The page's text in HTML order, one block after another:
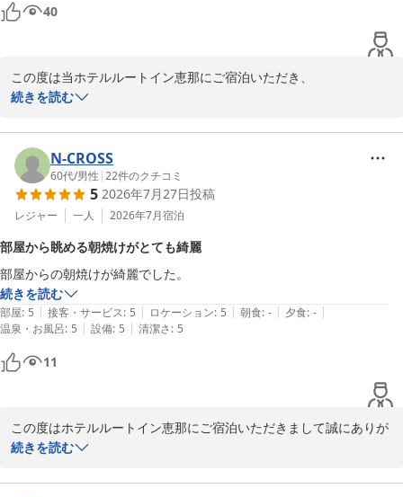
40
この度は当ホテルルートイン恵那にご宿泊いただき、
誠にありがとうございます。
にあり、
普段から観光やオートバイのツーリングでご宿泊いただく機会が多
いです。
オートバイの駐車は専用の駐輪場が無い為、事前にご連絡いただけ
ましたら、
っております。
防犯上の理由からホテルの前面を希望される方もいらっしゃいます
が、
今回はオートバイが濡れないよう、また、ご出発のお支度がゆっく
りできるよう、
後ろ側の立体駐車場1階を確保いたしました。お喜びいただけて嬉
しいです。
また恵那市へお越しの際はぜひ当ホテルをご利用くださいませ。
ホテルルートイン恵那
ホテルルートイン恵那
続きを読む
N-CROSS
60代/男性 |22件のクチコミ
5 2026年7月27日投稿
レジャー 一人 2026年7月宿泊
部屋から眺める朝焼けがとても綺麗
部屋からの朝焼けが綺麗でした。
続きを読む
部屋: 5 | 接客・サービス: 5 | ロケーション: 5 | 朝食: - | 夕食: - |
温泉・お風呂: 5 | 設備: 5 | 清潔さ: 5
11
この度はホテルルートイン恵那にご宿泊いただきまして誠にありが
とうございます。
こと、大変嬉しく思います。恵那はとても自然が豊かで私共にとっ
続きを読む